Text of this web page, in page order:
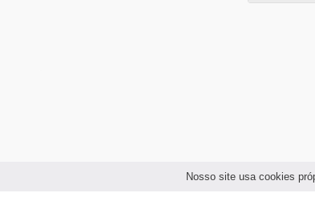
Nosso site usa cookies